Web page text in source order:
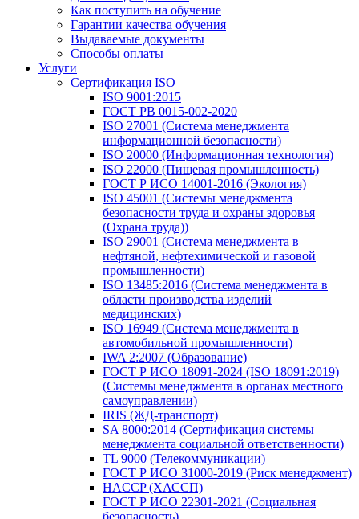
Как поступить на обучение
Гарантии качества обучения
Выдаваемые документы
Способы оплаты
Услуги
Сертификация ISO
ISO 9001:2015
ГОСТ РВ 0015-002-2020
ISO 27001 (Система менеджмента
информационной безопасности)
ISO 20000 (Информационная технология)
ISO 22000 (Пищевая промышленность)
ГОСТ Р ИСО 14001-2016 (Экология)
ISO 45001 (Системы менеджмента
безопасности труда и охраны здоровья
(Охрана труда))
ISO 29001 (Система менеджмента в
нефтяной, нефтехимической и газовой
промышленности)
ISO 13485:2016 (Система менеджмента в
области производства изделий
медицинских)
ISO 16949 (Система менеджмента в
автомобильной промышленности)
IWA 2:2007 (Образование)
ГОСТ Р ИСО 18091-2024 (ISO 18091:2019)
(Системы менеджмента в органах местного
самоуправлении)
IRIS (ЖД-транспорт)
SA 8000:2014 (Сертификация системы
менеджмента социальной ответственности)
TL 9000 (Телекоммуникации)
ГОСТ Р ИСО 31000-2019 (Риск менеджмент)
HACCP (ХАССП)
ГОСТ Р ИСО 22301-2021 (Социальная
безопасность)